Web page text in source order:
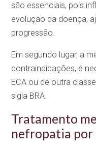
são essenciais, pois
evolução da doença,
progressão.
Em segundo lugar, a
contraindicações, é
ECA ou de outra
sigla BRA.
Tratamento
nefropatia por